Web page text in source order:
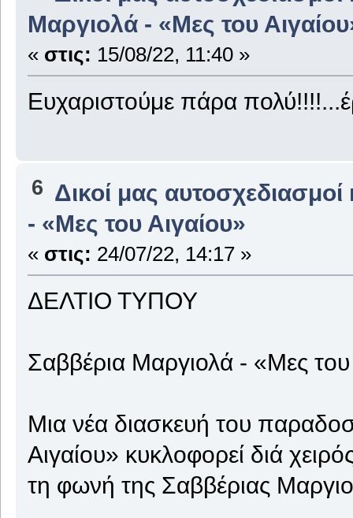
Μαργιολά - «Μες του
« στις: 15/08/22, 11:40 »
Ευχαριστούμε πάρα
6 Δικοί μας αυτοσχεδιασμοί
- «Μες του Αιγαίου»
« στις: 24/07/22, 14:17 »
ΔΕΛΤΙΟ ΤΥΠΟΥ
Σαββέρια Μαργιολά - «Μες του
Μια νέα διασκευή του
Αιγαίου» κυκλοφορεί διά
τη φωνή της Σαββέριας